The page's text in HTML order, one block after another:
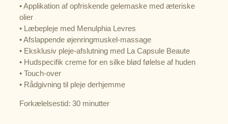
• Applikation af opfriskende gelemaske med æteriske
olier
• Læbepleje med Menulphia Levres
• Afslappende øjenringmuskel-massage
• Eksklusiv pleje-afslutning med La Capsule Beaute
• Hudspecifik creme for en silke blød følelse af huden
• Touch-over
• Rådgivning til pleje derhjemme
Forkælelsestid: 30 minutter